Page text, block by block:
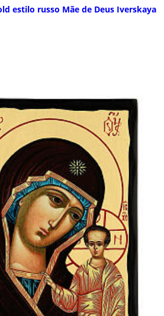
estilo russo Mãe de Deus Iverskaya